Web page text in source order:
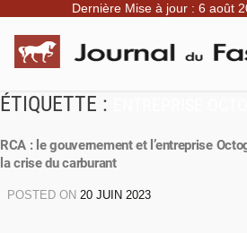
Dernière Mise à jour : 6 août
ÉTIQUETTE :
RCA : le gouvernement et l’entreprise
la crise du carburant
POSTED ON 20 JUIN 2023